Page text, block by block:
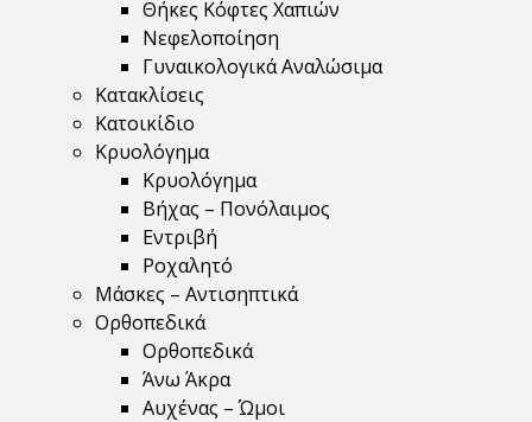
Θήκες Κόφτες Χαπιών
Νεφελοποίηση
Γυναικολογικά Αναλώσιμα
Κατακλίσεις
Κατοικίδιο
Κρυολόγημα
Κρυολόγημα
Βήχας – Πονόλαιμος
Εντριβή
Ροχαλητό
Μάσκες – Αντισηπτικά
Ορθοπεδικά
Ορθοπεδικά
Άνω Άκρα
Αυχένας – Ώμοι